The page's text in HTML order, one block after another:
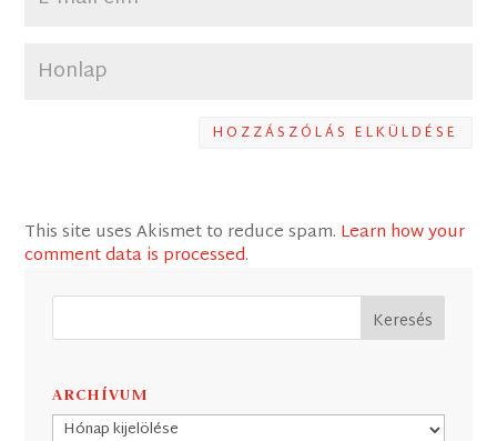
HOZZÁSZÓLÁS ELKÜLDÉSE
This site uses Akismet to reduce spam. Learn how your
comment data is processed.
ARCHÍVUM
Archívum